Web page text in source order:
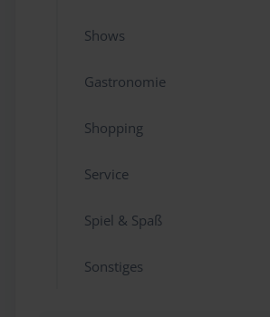
Shows
Gastronomie
Shopping
Service
Spiel & Spaß
Sonstiges